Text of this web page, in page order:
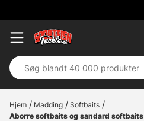
Hjem Madding
Softbaits
Aborre softbaits og sandard softbaits